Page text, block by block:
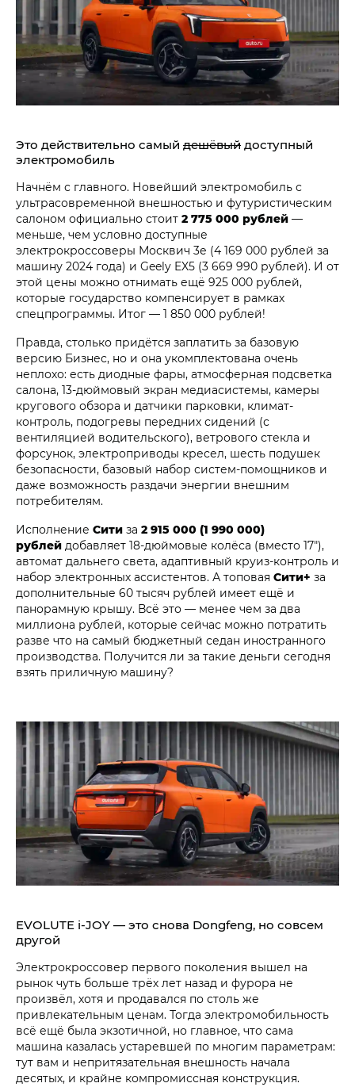
Это действительно самый дешёвый доступный
электромобиль
Начнём с главного. Новейший электромобиль с
ультрасовременной внешностью и футуристическим
салоном официально стоит 2 775 000 рублей —
меньше, чем условно доступные
электрокроссоверы Москвич 3е (4 169 000 рублей за
машину 2024 года) и Geely EX5 (3 669 990 рублей). И от
этой цены можно отнимать ещё 925 000 рублей,
которые государство компенсирует в рамках
спецпрограммы. Итог — 1 850 000 рублей!
Правда, столько придётся заплатить за базовую
версию Бизнес, но и она укомплектована очень
неплохо: есть диодные фары, атмосферная подсветка
салона, 13-дюймовый экран медиасистемы, камеры
кругового обзора и датчики парковки, климат-
контроль, подогревы передних сидений (с
вентиляцией водительского), ветрового стекла и
форсунок, электроприводы кресел, шесть подушек
безопасности, базовый набор систем-помощников и
даже возможность раздачи энергии внешним
потребителям.
Исполнение Сити за 2 915 000 (1 990 000)
рублей добавляет 18-дюймовые колёса (вместо 17"),
автомат дальнего света, адаптивный круиз-контроль и
набор электронных ассистентов. А топовая Сити+ за
дополнительные 60 тысяч рублей имеет ещё и
панорамную крышу. Всё это — менее чем за два
миллиона рублей, которые сейчас можно потратить
разве что на самый бюджетный седан иностранного
производства. Получится ли за такие деньги сегодня
взять приличную машину?
EVOLUTE i‑JOY — это снова Dongfeng, но совсем
другой
Электрокроссовер первого поколения вышел на
рынок чуть больше трёх лет назад и фурора не
произвёл, хотя и продавался по столь же
привлекательным ценам. Тогда электромобильность
всё ещё была экзотичной, но главное, что сама
машина казалась устаревшей по многим параметрам:
тут вам и непритязательная внешность начала
десятых, и крайне компромиссная конструкция.